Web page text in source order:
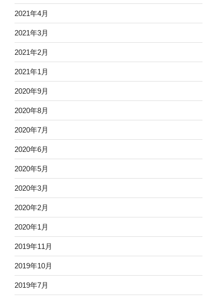
2021年4月
2021年3月
2021年2月
2021年1月
2020年9月
2020年8月
2020年7月
2020年6月
2020年5月
2020年3月
2020年2月
2020年1月
2019年11月
2019年10月
2019年7月